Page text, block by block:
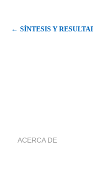
← SÍNTESIS Y
ACERCA DE